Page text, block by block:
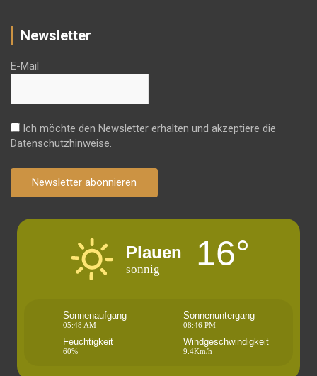
Newsletter
E-Mail
Ich möchte den Newsletter erhalten und akzeptiere die
Datenschutzhinweise.
Newsletter abonnieren
Plauen
sonnig 16°
Sonnenaufgang
05:48 AM
Sonnenuntergang
08:46 PM
Feuchtigkeit
60%
Windgeschwindigkeit
9.4Km/h